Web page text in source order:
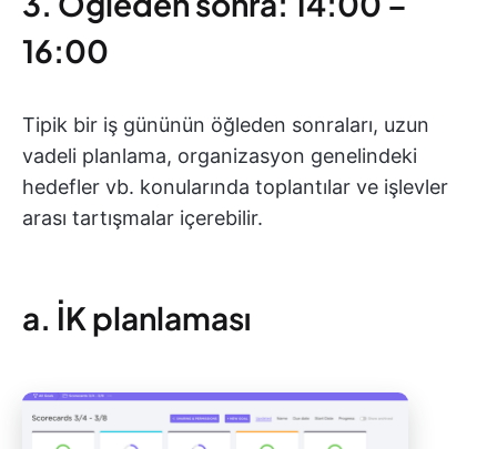
16:00
Tipik bir iş gününün öğleden sonraları, uzun
vadeli planlama, organizasyon genelindeki
hedefler vb. konularında toplantılar ve işlevler
arası tartışmalar içerebilir.
a. İK planlaması